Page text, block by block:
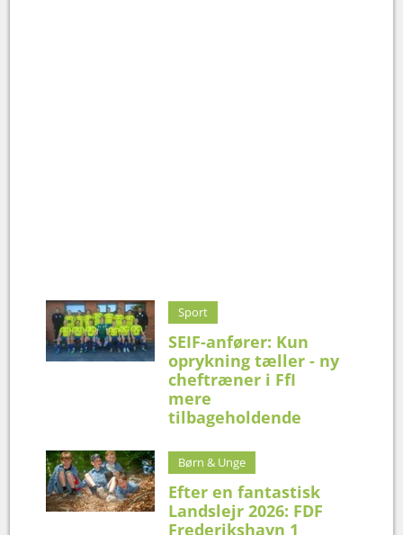
Sport
SEIF-anfører: Kun
oprykning tæller - ny
cheftræner i FfI
mere
tilbageholdende
Børn & Unge
Efter en fantastisk
Landslejr 2026: FDF
Frederikshavn 1